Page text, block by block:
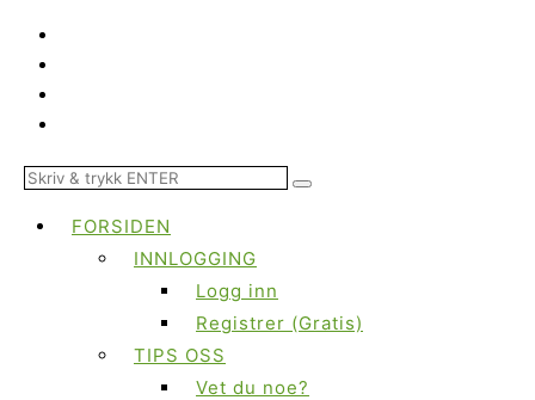
FORSIDEN
INNLOGGING
Logg inn
Registrer (Gratis)
TIPS OSS
Vet du noe?